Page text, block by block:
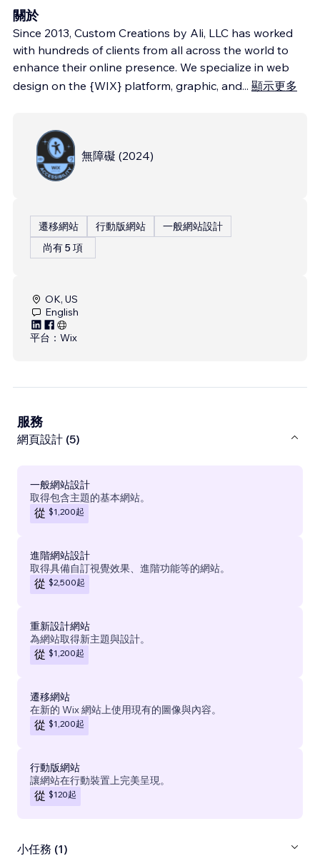
關於
Since 2013, Custom Creations by Ali, LLC has worked
with hundreds of clients from all across the world to
enhance their online presence. We specialize in web
design on the {WIX} platform, graphic, and... 顯示更多
無障礙 (2024)
遷移網站 行動版網站
一般網站設計
尚有 5 項
OK, US
English
平台： Wix
服務
網頁設計 (5)
一般網站設計
取得包含主題的基本網站。
從 $1,200起
進階網站設計
取得具備自訂視覺效果、進階功能等的網站。
從 $2,500起
重新設計網站
為網站取得新主題與設計。
從 $1,200起
遷移網站
在新的 Wix 網站上使用現有的圖像與內容。
從 $1,200起
行動版網站
讓網站在行動裝置上完美呈現。
從 $120起
小任務 (1)